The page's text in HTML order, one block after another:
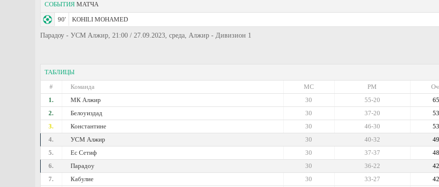
СОБЫТИЯ МАТЧА
90' KOHILI MOHAMED
Парадоу - УСМ Алжир, 21:00 / 27.09.2023, среда, Алжир - Дивизион 1
ТАБЛИЦЫ
#
Команда РМ
МС
1.
МК Алжир 65
55-20
30
2.
Белоуиздад 53
37-20
30
3.
Константине 53
46-30
30
4.
УСМ Алжир 49
40-32
30
5.
Ес Сетиф 48
37-37
30
6.
Парадоу 42
36-22
30
7.
Кабулие 42
33-27
30